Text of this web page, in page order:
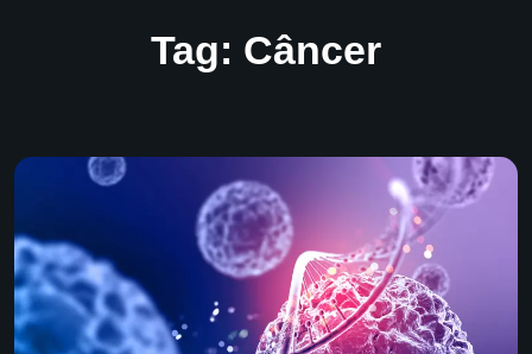
Tag: Câncer